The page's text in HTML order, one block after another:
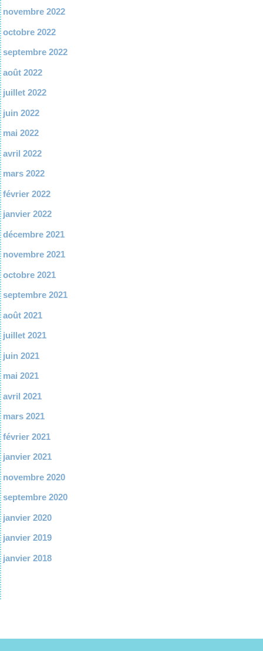
novembre 2022
octobre 2022
septembre 2022
août 2022
juillet 2022
juin 2022
mai 2022
avril 2022
mars 2022
février 2022
janvier 2022
décembre 2021
novembre 2021
octobre 2021
septembre 2021
août 2021
juillet 2021
juin 2021
mai 2021
avril 2021
mars 2021
février 2021
janvier 2021
novembre 2020
septembre 2020
janvier 2020
janvier 2019
janvier 2018